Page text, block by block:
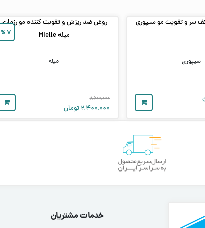
سر و تقویت مو سیپوری
سیپوری
۷ %
روغن ضد ریزش و تقویت کننده مو رزماری
میله Mielle
میله
۲,۶۰۰,۰۰۰
۲,۴۰۰,۰۰۰ تومان
خدمات مشتریان